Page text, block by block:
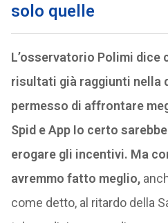
solo quelle
L’osservatorio Polimi dice
risultati già raggiunti nella
permesso di affrontare
Spid e App Io certo
erogare gli incentivi. Ma
avremmo fatto meglio,
come detto, al ritardo della